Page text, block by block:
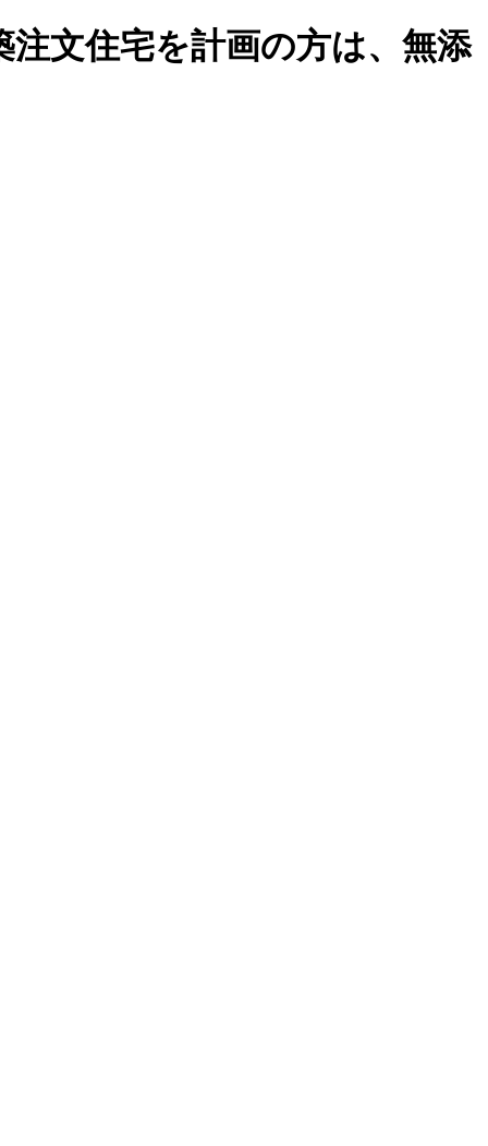
文住宅を計画の方は、無添